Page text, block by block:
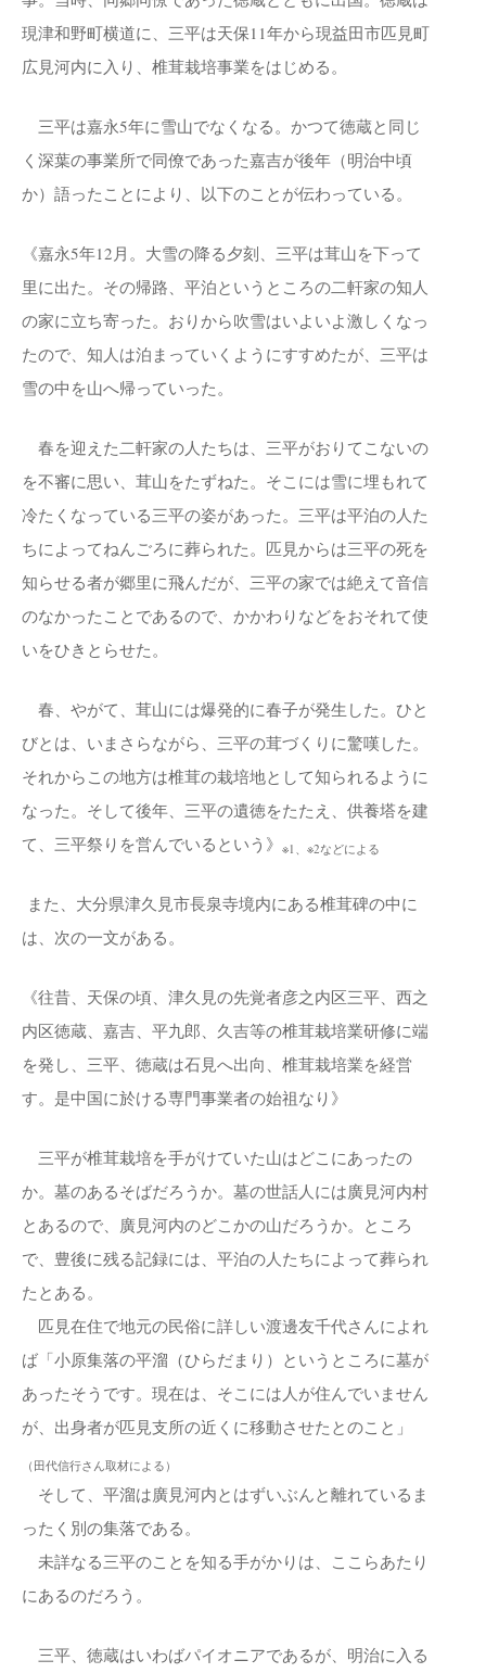
現津和野町横道に、三平は天保11年から現益田市匹見町
広見河内に入り、椎茸栽培事業をはじめる。
三平は嘉永5年に雪山でなくなる。かつて徳蔵と同じ
く深葉の事業所で同僚であった嘉吉が後年（明治中頃
か）語ったことにより、以下のことが伝わっている。
《嘉永5年12月。大雪の降る夕刻、三平は茸山を下って
里に出た。その帰路、平泊というところの二軒家の知人
の家に立ち寄った。おりから吹雪はいよいよ激しくなっ
たので、知人は泊まっていくようにすすめたが、三平は
雪の中を山へ帰っていった。
春を迎えた二軒家の人たちは、三平がおりてこないの
を不審に思い、茸山をたずねた。そこには雪に埋もれて
冷たくなっている三平の姿があった。三平は平泊の人た
ちによってねんごろに葬られた。匹見からは三平の死を
知らせる者が郷里に飛んだが、三平の家では絶えて音信
のなかったことであるので、かかわりなどをおそれて使
いをひきとらせた。
春、やがて、茸山には爆発的に春子が発生した。ひと
びとは、いまさらながら、三平の茸づくりに驚嘆した。
それからこの地方は椎茸の栽培地として知られるように
なった。そして後年、三平の遺徳をたたえ、供養塔を建
て、三平祭りを営んでいるという》 ※1、※2などによる
また、大分県津久見市長泉寺境内にある椎茸碑の中に
は、次の一文がある。
《往昔、天保の頃、津久見の先覚者彦之内区三平、西之
内区徳蔵、嘉吉、平九郎、久吉等の椎茸栽培業研修に端
を発し、三平、徳蔵は石見へ出向、椎茸栽培業を経営
す。是中国に於ける専門事業者の始祖なり》
三平が椎茸栽培を手がけていた山はどこにあったの
か。墓のあるそばだろうか。墓の世話人には廣見河内村
とあるので、廣見河内のどこかの山だろうか。ところ
で、豊後に残る記録には、平泊の人たちによって葬られ
たとある。
匹見在住で地元の民俗に詳しい渡邊友千代さんによれ
ば「小原集落の平溜（ひらだまり）というところに墓が
あったそうです。現在は、そこには人が住んでいません
が、出身者が匹見支所の近くに移動させたとのこと」
（田代信行さん取材による）
そして、平溜は廣見河内とはずいぶんと離れているま
ったく別の集落である。
未詳なる三平のことを知る手がかりは、ここらあたり
にあるのだろう。
三平、徳蔵はいわばパイオニアであるが、明治に入る